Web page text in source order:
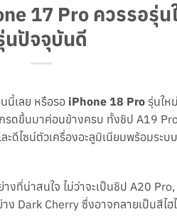
17 Pro ควรรอรุ่
นปัจจุบันดี
นี้เลย หรือรอ iPhone 18 Proรุ่นให
รดขึ้นมาค่อนข้างครบ ทั้งชิป A19
ดีไซน์ตัวเครื่องอะลูมิเนียมพร้อมระ
ที่น่าสนใจ ไม่ว่าจะเป็นชิป A20
Dark Cherry ซึ่งอาจกลายเป็นสีไ